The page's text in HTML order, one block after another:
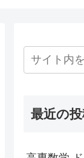
最近の